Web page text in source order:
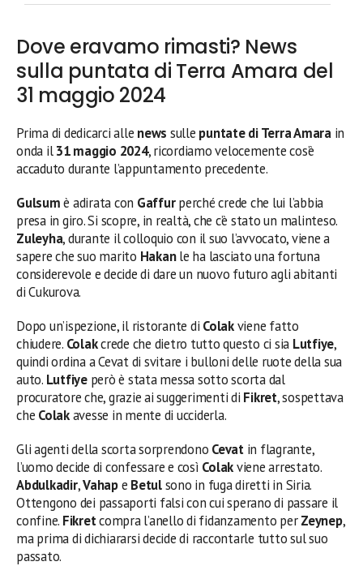
Dove eravamo rimasti? News
sulla puntata di Terra Amara del
31 maggio 2024
Prima di dedicarci alle news sulle puntate di Terra Amarain
onda il31 maggio 2024, ricordiamo velocemente cos’è
accaduto durante l’appuntamento precedente.
Gulsumè adirata con Gaffurperché crede che lui l’abbia
presa in giro. Si scopre, in realtà, che c’è stato un malinteso.
Zuleyha, durante il colloquio con il suo l’avvocato, viene a
sapere che suo marito Hakanle ha lasciato una fortuna
considerevole e decide di dare un nuovo futuro agli abitanti
di Cukurova.
Dopo un’ispezione, il ristorante di Colakviene fatto
chiudere. Colakcrede che dietro tutto questo ci sia Lutfiye,
quindi ordina a Cevat di svitare i bulloni delle ruote della sua
auto. Lutfiyeperò è stata messa sotto scorta dal
procuratore che, grazie ai suggerimenti di Fikret, sospettava
che Colakavesse in mente di ucciderla.
Gli agenti della scorta sorprendono Cevatin flagrante,
l’uomo decide di confessare e così Colakviene arrestato.
Abdulkadir,Vahape Betulsono in fuga diretti in Siria.
Ottengono dei passaporti falsi con cui sperano di passare il
confine. Fikretcompra l’anello di fidanzamento perZeynep,
ma prima di dichiararsi decide di raccontarle tutto sul suo
passato.